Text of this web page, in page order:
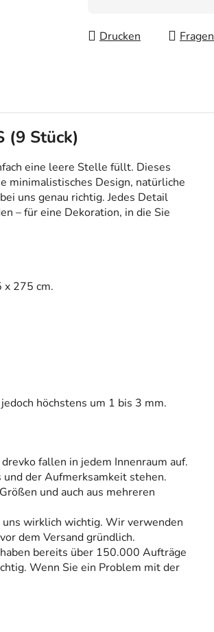
Drucken
Fragen
(9 Stück)
eine leere Stelle füllt. Dieses
minimalistisches Design, natürliche
uns genau richtig. Jedes Detail
– für eine Dekoration, in die Sie
x 275 cm.
höchstens um 1 bis 3 mm.
fallen in jedem Innenraum auf.
der Aufmerksamkeit stehen.
und auch aus mehreren
wirklich wichtig. Wir verwenden
dem Versand gründlich.
bereits über 150.000 Aufträge
Wenn Sie ein Problem mit der